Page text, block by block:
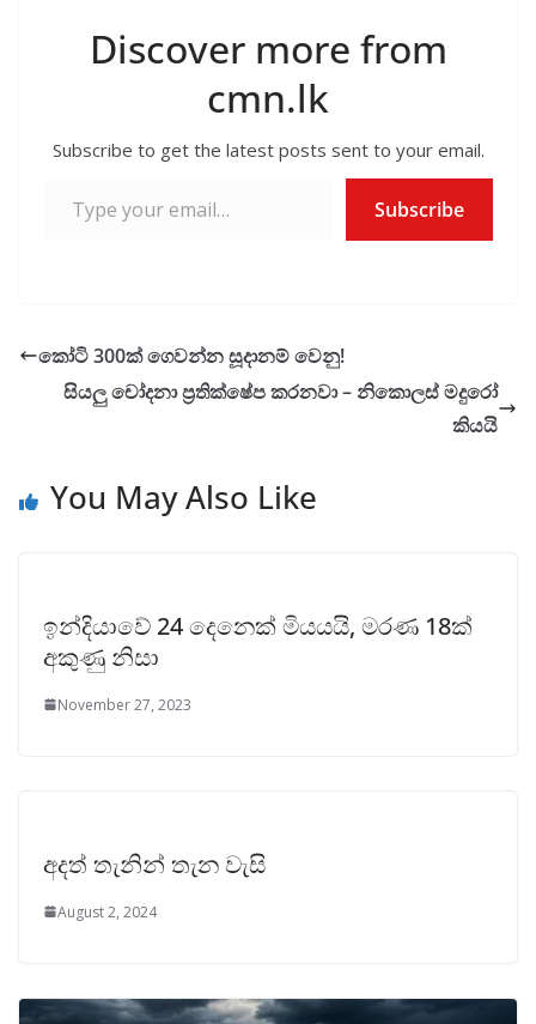
Discover more from
cmn.lk
Subscribe to get the latest posts sent to your email.
Subscribe
කෝටි 300ක් ගෙවන්න සූදානම් වෙනු!
සියලු චෝදනා ප්‍රතික්ෂේප කරනවා – නිකොලස් මදුරෝ
කියයි
You May Also Like
ඉන්දියාවේ 24 දෙනෙක් මියයයි, මරණ 18ක්
අකුණු නිසා
November 27, 2023
අදත් තැනින් තැන වැසි
August 2, 2024